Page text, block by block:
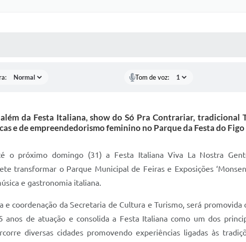
Tom de voz:
da Festa Italiana, show do Só Pra Contrariar, tradicional
e de empreendedorismo feminino no Parque da Festa do Figo
o próximo domingo (31) a Festa Italiana Viva La Nostra
transformar o Parque Municipal de Feiras e Exposições
e gastronomia italiana.
coordenação da Secretaria de Cultura e Turismo, será
anos de atuação e consolida a Festa Italiana como um dos
diversas cidades promovendo experiências ligadas às